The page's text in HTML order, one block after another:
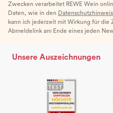
Zwecken verarbeitet REWE Wein
Daten, wie in den
kann ich jederzeit mit Wirkung für die
Abmeldelink am Ende eines jeden
Unsere Auszeichnungen